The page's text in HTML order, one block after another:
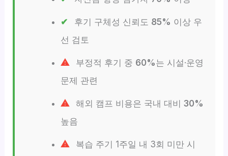
후기 구체성 신뢰도 85% 이상 우
선 검토
부정적 후기 중 60%는 시설·운영
문제 관련
해외 캠프 비용은 국내 대비 30%
높음
복습 주기 1주일 내 3회 미만 시